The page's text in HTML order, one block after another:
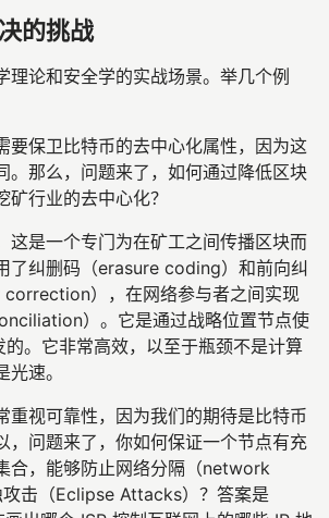
的挑战
理论和安全学的实战场景。举几个例
要保卫比特币的去中心化属性，因为这
。那么，问题来了，如何通过降低区块
行业的去中心化？
这是一个专门为在矿工之间传播区块而
了纠删码（erasure coding）和前向纠
），在网络参与者之间实现
）。它是通过战略位置节点使
。它非常高效，以至于瓶颈不是计算
速。
重视可靠性，因为我们的期待是比特币
，问题来了，你如何保证一个节点有充
合，能够防止网络分隔（network
击（Eclipse Attacks）？答案是